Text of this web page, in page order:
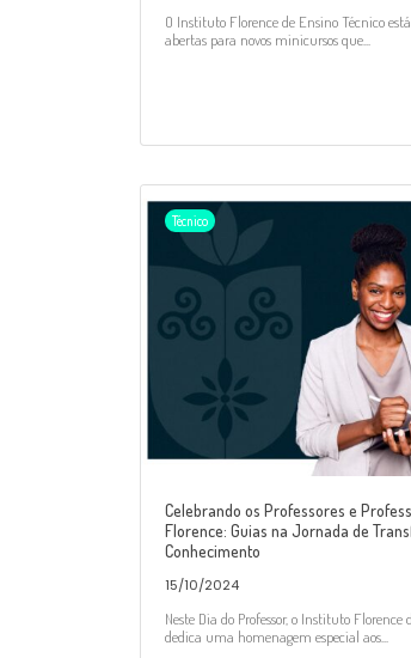
O Instituto Florence de Ensino Técnico
abertas para novos minicursos que...
Técnico
Celebrando os Professores e
Florence: Guias na Jornada de
Conhecimento
15/10/2024
Neste Dia do Professor, o Instituto Florence
dedica uma homenagem especial aos...